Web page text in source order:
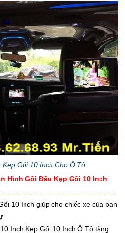
Gối 10 Inch Cho Ô Tô
Hình Gối Đầu Kẹp Gối 10 Inch
10 Inch giúp cho chiếc xe của bạn
Inch Kẹp Gối 10 Inch Ô Tô tăng